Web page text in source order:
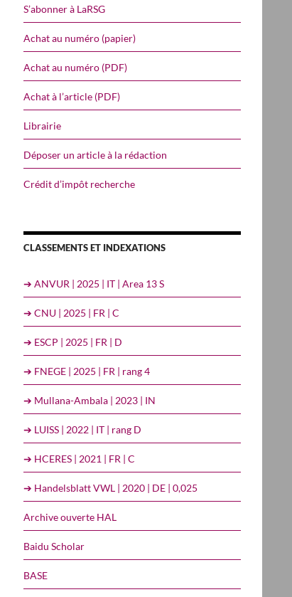
S’abonner à LaRSG
Achat au numéro (papier)
Achat au numéro (PDF)
Achat à l’article (PDF)
Librairie
Déposer un article à la rédaction
Crédit d’impôt recherche
CLASSEMENTS ET INDEXATIONS
➔ ANVUR | 2025 | IT | Area 13 S
➔ CNU | 2025 | FR | C
➔ ESCP | 2025 | FR | D
➔ FNEGE | 2025 | FR | rang 4
➔ Mullana-Ambala | 2023 | IN
➔ LUISS | 2022 | IT | rang D
➔ HCERES | 2021 | FR | C
➔ Handelsblatt VWL | 2020 | DE | 0,025
Archive ouverte HAL
Baidu Scholar
BASE